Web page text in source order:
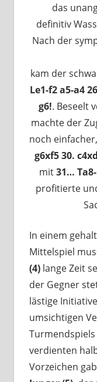
das
definitiv
Nach der
kam der
Le1-f2 a5-a4
g6!. Beseelt
machte der
noch
g6xf5 30.
mit31…
profitierte
In einem
Mittelspiel
(4) lange Zeit
der Gegner
lästige
umsichtigen
verdienten
Vorzeichen